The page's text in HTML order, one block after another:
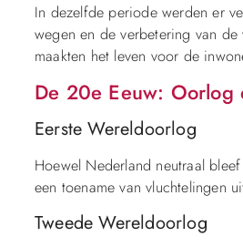
In dezelfde periode werden er
wegen en de verbetering van
maakten het leven voor de
De 20e Eeuw: Oorlog
Eerste Wereldoorlog
Hoewel Nederland neutraal
een toename van vluchtelingen
Tweede Wereldoorlog